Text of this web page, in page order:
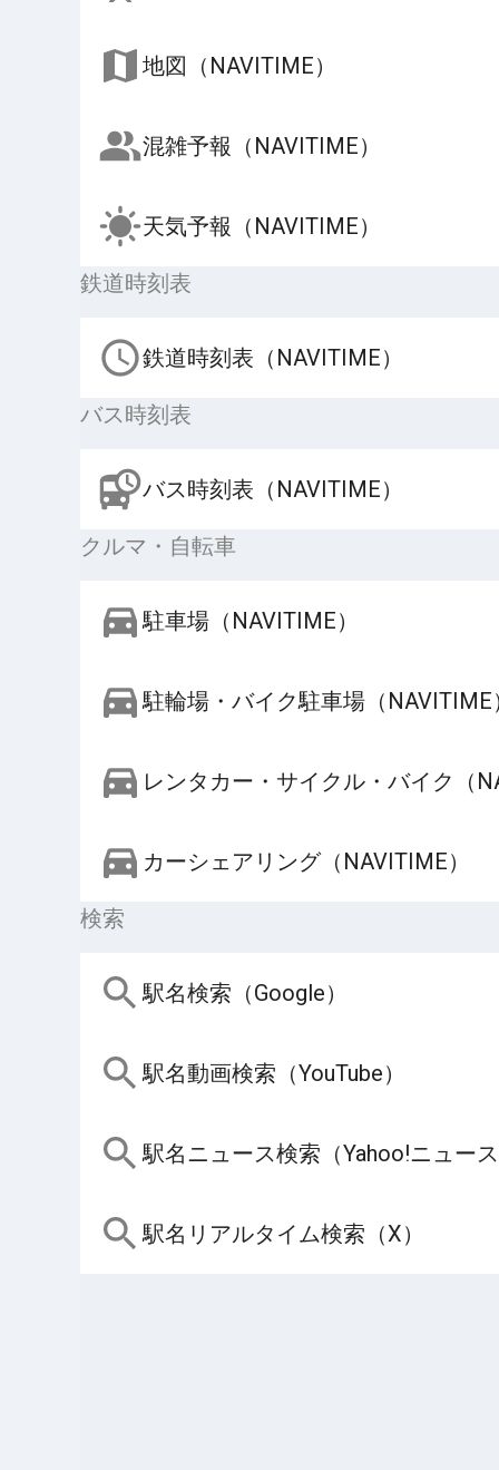
地図（NAVITIME）
混雑予報（NAVITIME）
天気予報（NAVITIME）
鉄道時刻表
鉄道時刻表（NAVITIME）
バス時刻表
バス時刻表（NAVITIME）
クルマ・自転車
駐車場（NAVITIME）
駐輪場・バイク駐車場（NAVITIME
レンタカー・サイクル・バイク（
カーシェアリング（NAVITIME）
検索
駅名検索（Google）
駅名動画検索（YouTube）
駅名ニュース検索（Yahoo!ニュー
駅名リアルタイム検索（X）